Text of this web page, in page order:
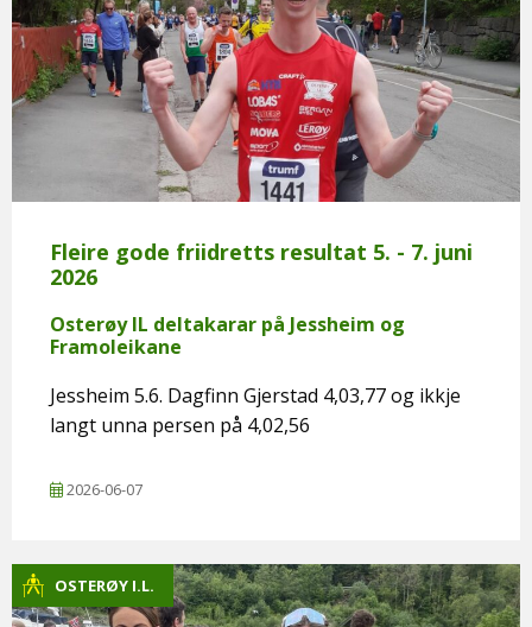
Fleire gode friidretts resultat 5. - 7. juni
2026
Osterøy IL deltakarar på Jessheim og
Framoleikane
Jessheim 5.6. Dagfinn Gjerstad 4,03,77 og ikkje
langt unna persen på 4,02,56
2026-06-07
OSTERØY I.L.